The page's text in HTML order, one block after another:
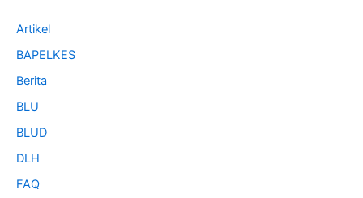
Artikel
BAPELKES
Berita
BLU
BLUD
DLH
FAQ